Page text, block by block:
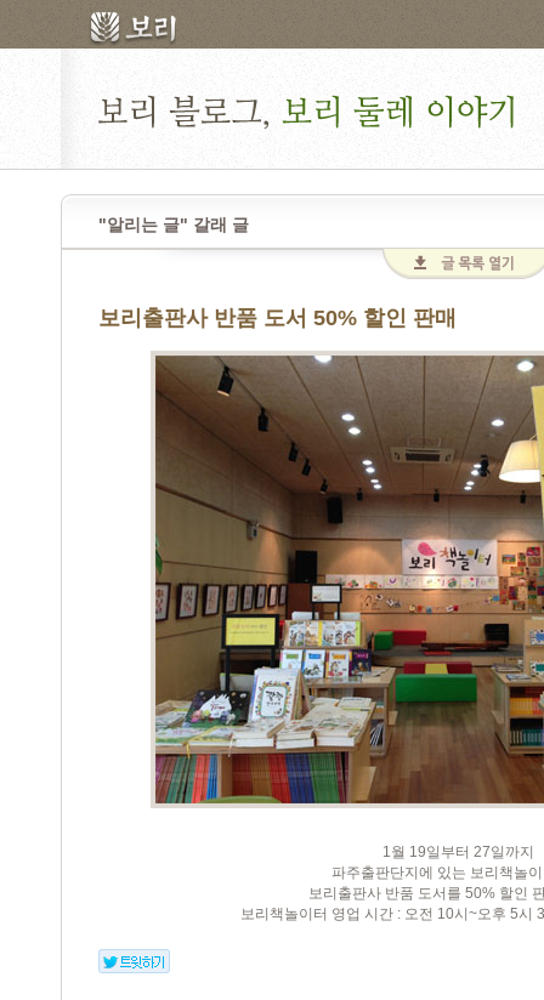
"알리는 글" 갈래 글
보리출판사 반품 도서 50% 할인 판매
1월 19일부터 27일까지
파주출판단지에 있는 보리책놀
보리출판사 반품 도서를 50% 할인
보리책놀이터 영업 시간 : 오전 10시~오후 5시